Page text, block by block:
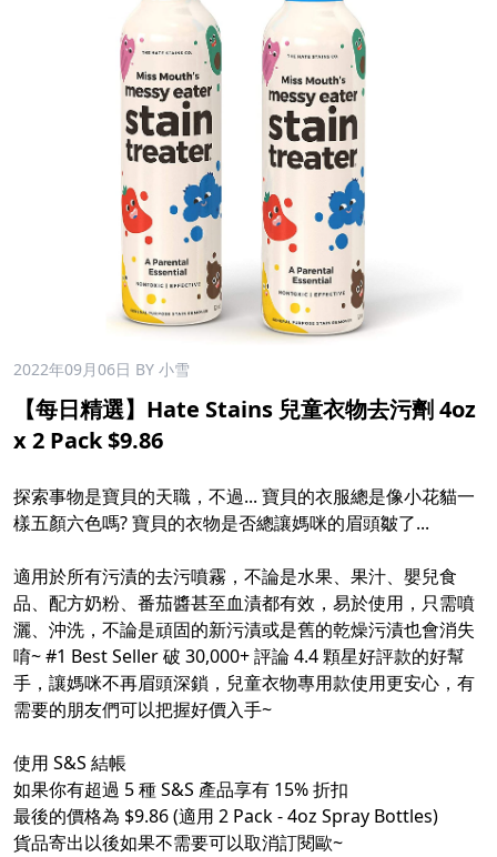
2022年09月06日 BY 小雪
【每日精選】Hate Stains 兒童衣物去污劑 4oz
x 2 Pack $9.86
探索事物是寶貝的天職，不過... 寶貝的衣服總是像小花貓一
樣五顏六色嗎? 寶貝的衣物是否總讓媽咪的眉頭皺了... ​
適用於所有污漬的去污噴霧，不論是水果、果汁、嬰兒食
品、配方奶粉、番茄醬甚至血漬都有效，易於使用，只需噴
灑、沖洗，不論是頑固的新污漬或是舊的乾燥污漬也會消失
唷~#1 Best Seller 破 30,000+ 評論 4.4 顆星好評款的好幫
手，讓媽咪不再眉頭深鎖，兒童衣物專用款使用更安心，有
需要的朋友們可以把握好價入手~ ​
使用 S&S 結帳​
如果你有超過 5 種 S&S 產品享有 15% 折扣​
最後的價格為 $9.86 (適用 2 Pack - 4oz Spray Bottles)​
貨品寄出以後如果不需要可以取消訂閱歐~​